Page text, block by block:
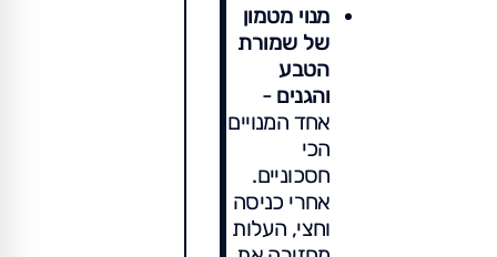
מנוי מטמון
של שמורת
הטבע
והגנים -
אחד המנויים
הכי
חסכוניים.
אחרי כניסה
וחצי, העלות